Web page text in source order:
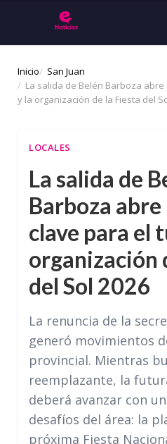
Inicio
San Juan
La salida de Belén Barboza
y la organización de la Fiesta del
LOCALES
La salida de
Barboza
clave para el
organización
del Sol 2026
La renuncia de la
generó movimientos
provincial. Mientras
reemplazante, la
deberá avanzar con
desafíos del área: la
próxima Fiesta